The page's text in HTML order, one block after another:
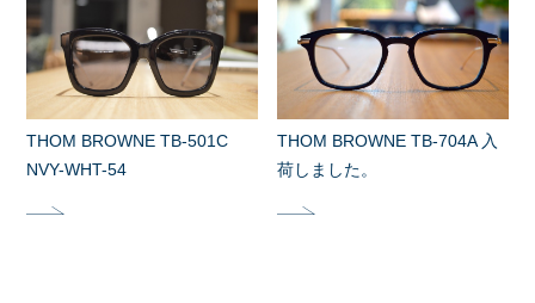
THOM BROWNE TB-501C
NVY-WHT-54
THOM BROWNE TB-704A 入
荷しました。